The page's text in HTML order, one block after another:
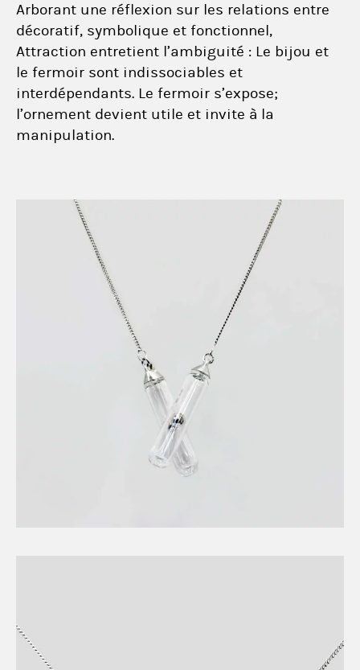
Arborant une réflexion sur les relations entre
décoratif, symbolique et fonctionnel,
Attraction entretient l’ambiguité : Le bijou et
le fermoir sont indissociables et
interdépendants. Le fermoir s’expose;
l’ornement devient utile et invite à la
manipulation.